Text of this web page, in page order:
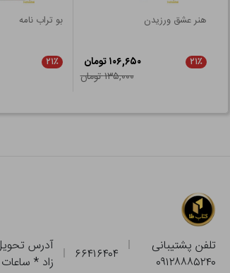
هنر عشق ورزیدن
۲۱٪
۱۰۶,۶۵۰ تومان
۱۳۵,۰۰۰ تومان
بو تراب نامه
۲۱٪
تلفن پشتیبانی
۰۹۱۲۸۸۸۵۲۴۰
۶۶۴۱۶۴۰۴
زاد * ساعات